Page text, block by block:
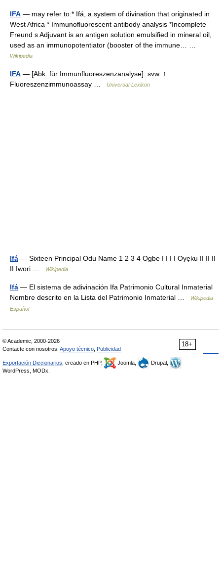
IFA — may refer to:* Ifá, a system of divination that originated in
West Africa * Immunofluorescent antibody analysis *Incomplete
Freund s Adjuvant is an antigen solution emulsified in mineral oil,
used as an immunopotentiator (booster of the immune… …
Wikipedia
IFA — [Abk. für Immunfluoreszenzanalyse]: svw. ↑
Fluoreszenzimmunoassay …
Universal-Lexikon
Ifá — Sixteen Principal Odu Name 1 2 3 4 Ogbe I I I I Oyẹku II II II
II Iwori …
Wikipedia
Ifá — El sistema de adivinación Ifa Patrimonio Cultural Inmaterial
Nombre descrito en la Lista del Patrimonio Inmaterial …
Wikipedia
Español
18+
© Academic, 2000-2026
Contacte con nosotros: Apoyo técnico Publicidad
Exportación Diccionarios , creado en PHP, Joomla,
Drupal,
WordPress, MODx.